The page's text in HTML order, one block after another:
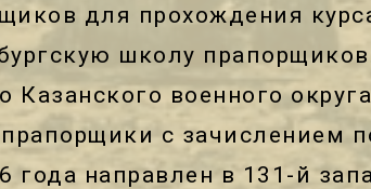
для прохождения
школу
Казанского военного
с зачислением
года направлен в 131-й